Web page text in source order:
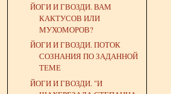
ЙОГИ И ГВОЗДИ. ВАМ
КАКТУСОВ ИЛИ
МУХОМОРОВ?
ЙОГИ И ГВОЗДИ. ПОТОК
СОЗНАНИЯ ПО ЗАДАННОЙ
ТЕМЕ
ЙОГИ И ГВОЗДИ. "И